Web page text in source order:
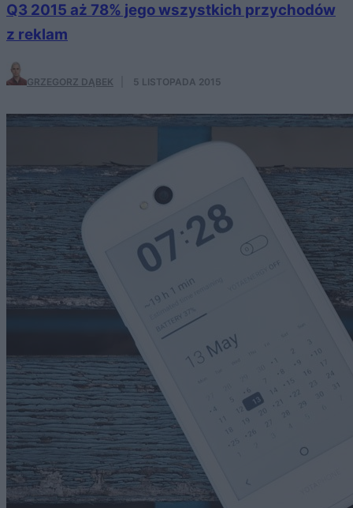
Q3 2015 aż 78% jego wszystkich przychodów
z reklam
GRZEGORZ DĄBEK 5 LISTOPADA 2015